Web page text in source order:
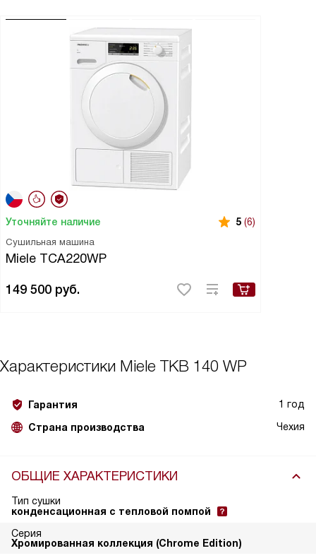
Уточняйте наличие 5 (6)
Сушильная машина
Miele TCA220WP
149 500 руб.
Характеристики Miele TKB 140 WP
Гарантия 1 год
Страна производства Чехия
ОБЩИЕ ХАРАКТЕРИСТИКИ
Тип сушки
конденсационная с тепловой помпой
Серия
Хромированная коллекция (Chrome Edition)